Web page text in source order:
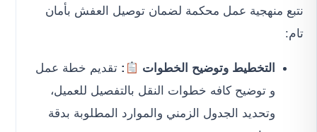
نتبع منهجية عمل محكمة لضمان توصيل العفش بأمان
تام:
التخطيط وتوضيح الخطوات : تقديم خطة عمل
و توضيح كافه خطوات النقل بالتفصيل للعميل،
وتحديد الجدول الزمني والموارد المطلوبة بدقة